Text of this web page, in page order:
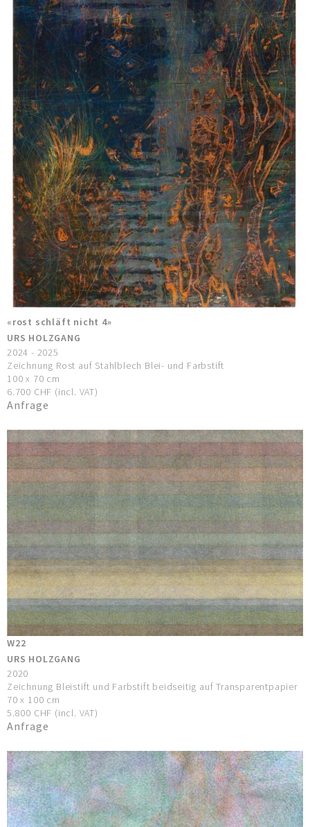
«rost schläft nicht 4»
URS HOLZGANG
2024 - 2025
Zeichnung Rost auf Stahlblech Blei- und Farbstift
100 x 70 cm
6.700 CHF (incl. VAT)
Anfrage
W22
URS HOLZGANG
2020
Zeichnung Bleistift und Farbstift beidseitig auf Transparentpapier
70 x 100 cm
5.800 CHF (incl. VAT)
Anfrage